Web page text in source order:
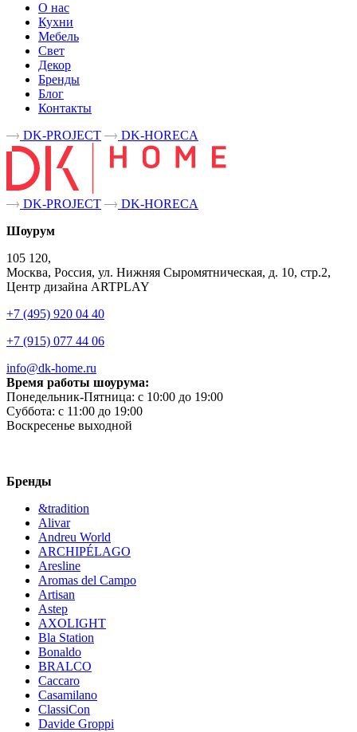
О нас
Кухни
Мебель
Свет
Декор
Бренды
Блог
Контакты
DK-PROJECT
DK-HORECA
DK-PROJECT
DK-HORECA
Шоурум
105 120,
Москва, Россия, ул. Нижняя Сыромятническая, д. 10, стр.2,
Центр дизайна ARTPLAY
+7 (495) 920 04 40
+7 (915) 077 44 06
info@dk-home.ru
Время работы шоурума:
Понедельник-Пятница: c 10:00 до 19:00
Суббота: c 11:00 до 19:00
Воскресенье выходной
Бренды
&tradition
Alivar
Andreu World
ARCHIPÉLAGO
Aresline
Aromas del Campo
Artisan
Astep
AXOLIGHT
Bla Station
Bonaldo
BRALCO
Caccaro
Casamilano
ClassiCon
Davide Groppi